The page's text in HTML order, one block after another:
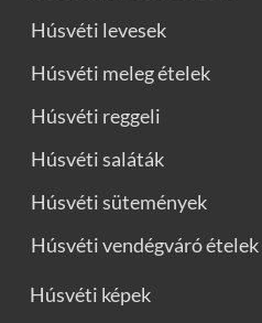
Húsvéti levesek
Húsvéti meleg ételek
Húsvéti reggeli
Húsvéti saláták
Húsvéti sütemények
Húsvéti vendégváró ételek
Húsvéti képek